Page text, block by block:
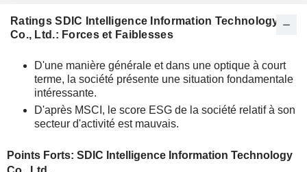
Ratings SDIC Intelligence Information Technology
Co., Ltd.: Forces et Faiblesses
D'une manière générale et dans une optique à court
terme, la société présente une situation fondamentale
intéressante.
D'après MSCI, le score ESG de la société relatif à son
secteur d'activité est mauvais.
Points Forts: SDIC Intelligence Information Technology